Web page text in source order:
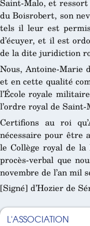
Saint-Malo, et
du Boisrobert, son
tels il leur est
d’écuyer, et il est
de la dite juridiction
Nous, Antoine-Marie
et en cette qualité
l’École royale
l’ordre royal de
Certifions au roi
nécessaire pour être
le Collège royal de la
procès-verbal que
novembre de l’an mil
[Signé] d’Hozier de
L'ASSOCIATION